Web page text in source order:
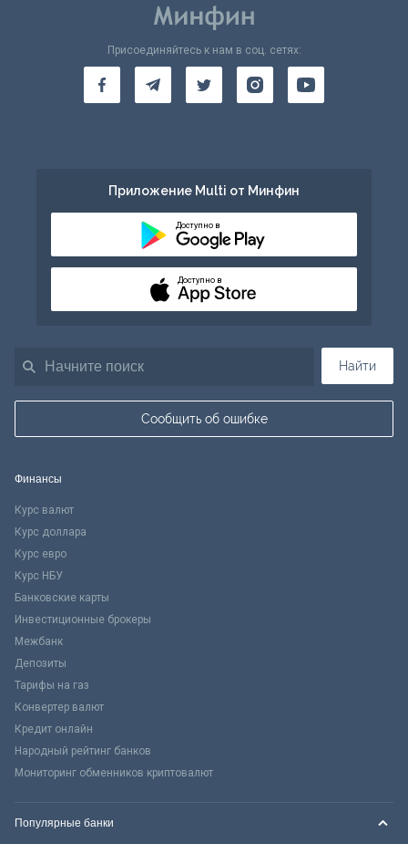
Найти
Сообщить об ошибке
Присоединяйтесь к нам в соц. сетях:
Приложение Multi от Минфин
Доступно в
Доступно в
Финансы
Курс валют
Курс доллара
Курс евро
Курс НБУ
Банковские карты
Инвестиционные брокеры
Межбанк
Депозиты
Тарифы на газ
Конвертер валют
Кредит онлайн
Народный рейтинг банков
Мониторинг обменников криптовалют
Популярные банки